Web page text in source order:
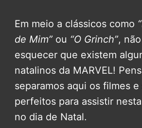
Em meio a clássicos como
de Mim” ou “O Grinch”,
esquecer que existem
natalinos da MARVEL!
separamos aqui os filmes e
perfeitos para assistir
no dia de Natal.